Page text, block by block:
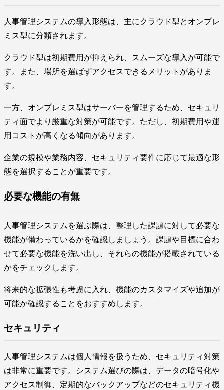
人事管理システムの導入形態は、主にクラウド型とオンプレ
ミス型に分類されます。
クラウド型は初期費用が抑えられ、スムーズな導入が可能で
す。また、場所を選ばずアクセスできるメリットがありま
す。
一方、オンプレミス型はサーバーを管理するため、セキュリ
ティ面でより厳重な対策が可能です。ただし、初期費用や運
用コストが高くなる傾向があります。
企業の規模や業務内容、セキュリティ要件に応じて最適な形
態を選択することが重要です。
必要な機能の有無
人事管理システムを選ぶ際は、整理した課題に対して必要な
機能が備わっているかを確認しましょう。課題や目標に合わ
せて必要な機能を洗い出し、それらの機能が搭載されている
かをチェックします。
将来的な拡張性も考慮に入れ、機能のカスタマイズや追加が
可能か確認することをおすすめします。
セキュリティ
人事管理システムは個人情報を扱うため、セキュリティ対策
は非常に重要です。システム選びの際は、データの暗号化や
アクセス制御、定期的なバックアップなどのセキュリティ機